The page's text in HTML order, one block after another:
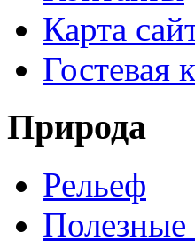
Карта
Гостевая
Природа
Рельеф
Полезные